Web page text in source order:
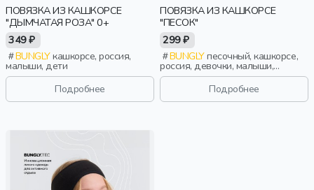
ПОВЯЗКА ИЗ КАШКОРСЕ
"ДЫМЧАТАЯ РОЗА" 0+
349 ₽
BUNGLYкашкорсе, россия,
малыши, дети
Подробнее
ПОВЯЗКА ИЗ КАШКОРСЕ
"ПЕСОК"
299 ₽
BUNGLYпесочный, кашкорсе,
россия, девочки, малыши,
дошкольники, дети
Подробнее